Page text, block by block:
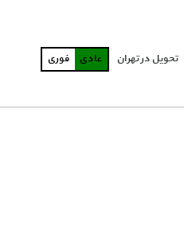
تحویل در تهران عادی فوری